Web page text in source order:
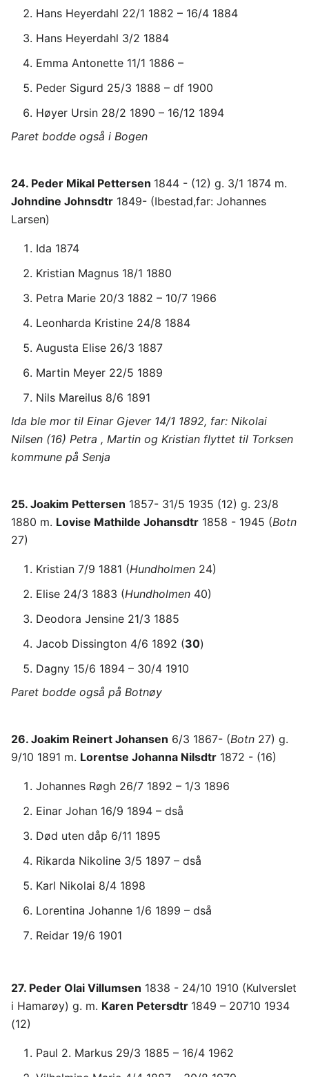
Hans Heyerdahl 22/1 1882 – 16/4 1884
Hans Heyerdahl 3/2 1884
Emma Antonette 11/1 1886 –
Peder Sigurd 25/3 1888 – df 1900
Høyer Ursin 28/2 1890 – 16/12 1894
Paret bodde også i Bogen
24. Peder Mikal Pettersen 1844 - (12) g. 3/1 1874 m.
Johndine Johnsdtr 1849- (Ibestad,far: Johannes
Larsen)
Ida 1874
Kristian Magnus 18/1 1880
Petra Marie 20/3 1882 – 10/7 1966
Leonharda Kristine 24/8 1884
Augusta Elise 26/3 1887
Martin Meyer 22/5 1889
Nils Mareilus 8/6 1891
Ida ble mor til Einar Gjever 14/1 1892, far: Nikolai
Nilsen (16) Petra , Martin og Kristian flyttet til Torksen
kommune på Senja
25. Joakim Pettersen 1857- 31/5 1935 (12) g. 23/8
1880 m. Lovise Mathilde Johansdtr 1858 - 1945 (Botn
27)
Kristian 7/9 1881 (Hundholmen 24)
Elise 24/3 1883 (Hundholmen 40)
Deodora Jensine 21/3 1885
Jacob Dissington 4/6 1892 (30)
Dagny 15/6 1894 – 30/4 1910
Paret bodde også på Botnøy
26. Joakim Reinert Johansen 6/3 1867- (Botn 27) g.
9/10 1891 m. Lorentse Johanna Nilsdtr 1872 - (16)
Johannes Røgh 26/7 1892 – 1/3 1896
Einar Johan 16/9 1894 – dså
Død uten dåp 6/11 1895
Rikarda Nikoline 3/5 1897 – dså
Karl Nikolai 8/4 1898
Lorentina Johanne 1/6 1899 – dså
Reidar 19/6 1901
27. Peder Olai Villumsen 1838 - 24/10 1910 (Kulverslet
i Hamarøy) g. m. Karen Petersdtr 1849 – 20710 1934
(12)
Paul 2. Markus 29/3 1885 – 16/4 1962